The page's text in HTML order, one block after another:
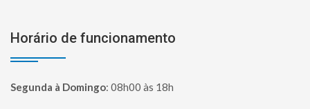
Horário de funcionamento
Segunda à Domingo: 08h00 às 18h